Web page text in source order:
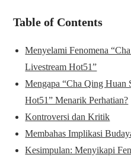
Table of Contents
Menyelami Fenomena
Livestream Hot51”
Mengapa “Cha Qing Huan
Hot51” Menarik Perhatian?
Kontroversi dan Kritik
Membahas Implikasi
Kesimpulan: Menyikapi